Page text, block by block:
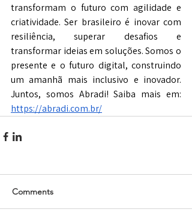
transformam o futuro com agilidade e
criatividade. Ser brasileiro é inovar com
resiliência, superar desafios e
transformar ideias em soluções. Somos o
presente e o futuro digital, construindo
um amanhã mais inclusivo e inovador.
https://abradi.com.br/
Comments